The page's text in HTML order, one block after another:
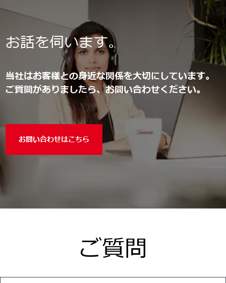
お話を伺います。
当社はお客様との身近な関係を大切にしています。
ご質問がありましたら、お問い合わせください。
お問い合わせはこちら
ご質問